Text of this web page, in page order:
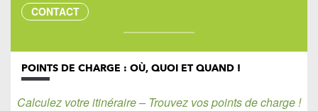
CONTACT
POINTS DE CHARGE : OÙ, QUOI ET QUAND !
Calculez votre itinéraire – Trouvez vos points de charge !